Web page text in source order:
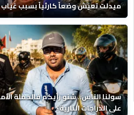
ميدلت تعيش وضعاً كارثياً بسبب غياب
المراحيض
سولنا الناس.. شنو رأيكم فالحملة
على الدراجات النارية؟